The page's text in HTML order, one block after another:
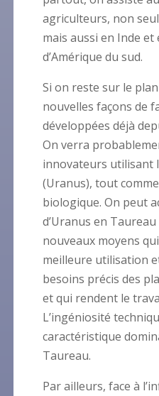
agriculteurs, non
mais aussi en Inde et
d’Amérique du sud.
Si on reste sur le
nouvelles façons de
développées déjà
On verra
innovateurs utilisant
(Uranus), tout
biologique. On peut
d’Uranus en
nouveaux moyens
meilleure utilisation
besoins précis des
et qui rendent le
L’ingéniosité
caractéristique
Taureau.
Par ailleurs, face à